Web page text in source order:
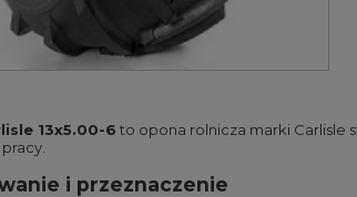
13x5.00-6 to opona rolnicza marki Carlisle
i przeznaczenie